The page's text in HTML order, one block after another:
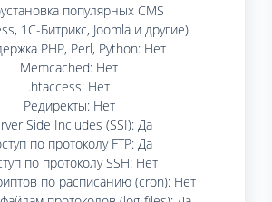
популярных CMS
1C-Битрикс, Joomla и другие)
PHP, Perl, Python: Нет
Memcached: Нет
.htaccess: Нет
Редиректы: Нет
Side Includes (SSI): Да
по протоколу FTP: Да
по протоколу SSH: Нет
по расписанию (cron): Нет